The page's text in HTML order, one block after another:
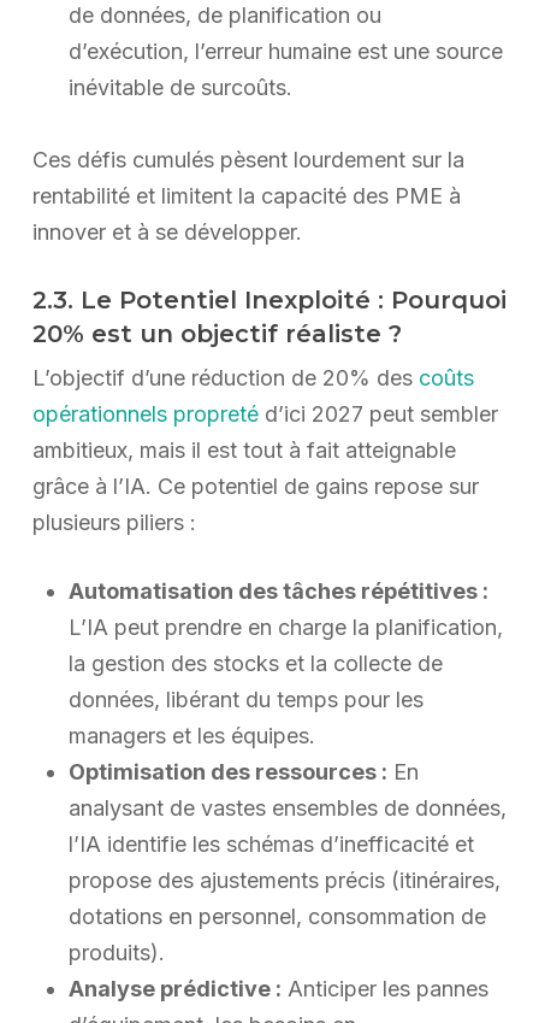
de données, de planification ou
d’exécution, l’erreur humaine est une source
inévitable de surcoûts.
Ces défis cumulés pèsent lourdement sur la
rentabilité et limitent la capacité des PME à
innover et à se développer.
2.3. Le Potentiel Inexploité : Pourquoi
20% est un objectif réaliste ?
L’objectif d’une réduction de 20% des coûts
opérationnels propretéd’ici 2027 peut sembler
ambitieux, mais il est tout à fait atteignable
grâce à l’IA. Ce potentiel de gains repose sur
plusieurs piliers :
Automatisation des tâches répétitives :
L’IA peut prendre en charge la planification,
la gestion des stocks et la collecte de
données, libérant du temps pour les
managers et les équipes.
Optimisation des ressources : En
analysant de vastes ensembles de données,
l’IA identifie les schémas d’inefficacité et
propose des ajustements précis (itinéraires,
dotations en personnel, consommation de
produits).
Analyse prédictive : Anticiper les pannes